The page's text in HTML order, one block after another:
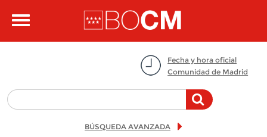
Toggle
Fecha y hora oficial
Comunidad de Madrid
BÚSQUEDA AVANZADA